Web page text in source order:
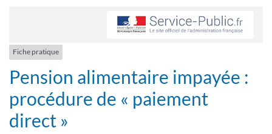
Fiche pratique
Pension alimentaire impayée :
procédure de « paiement
direct »